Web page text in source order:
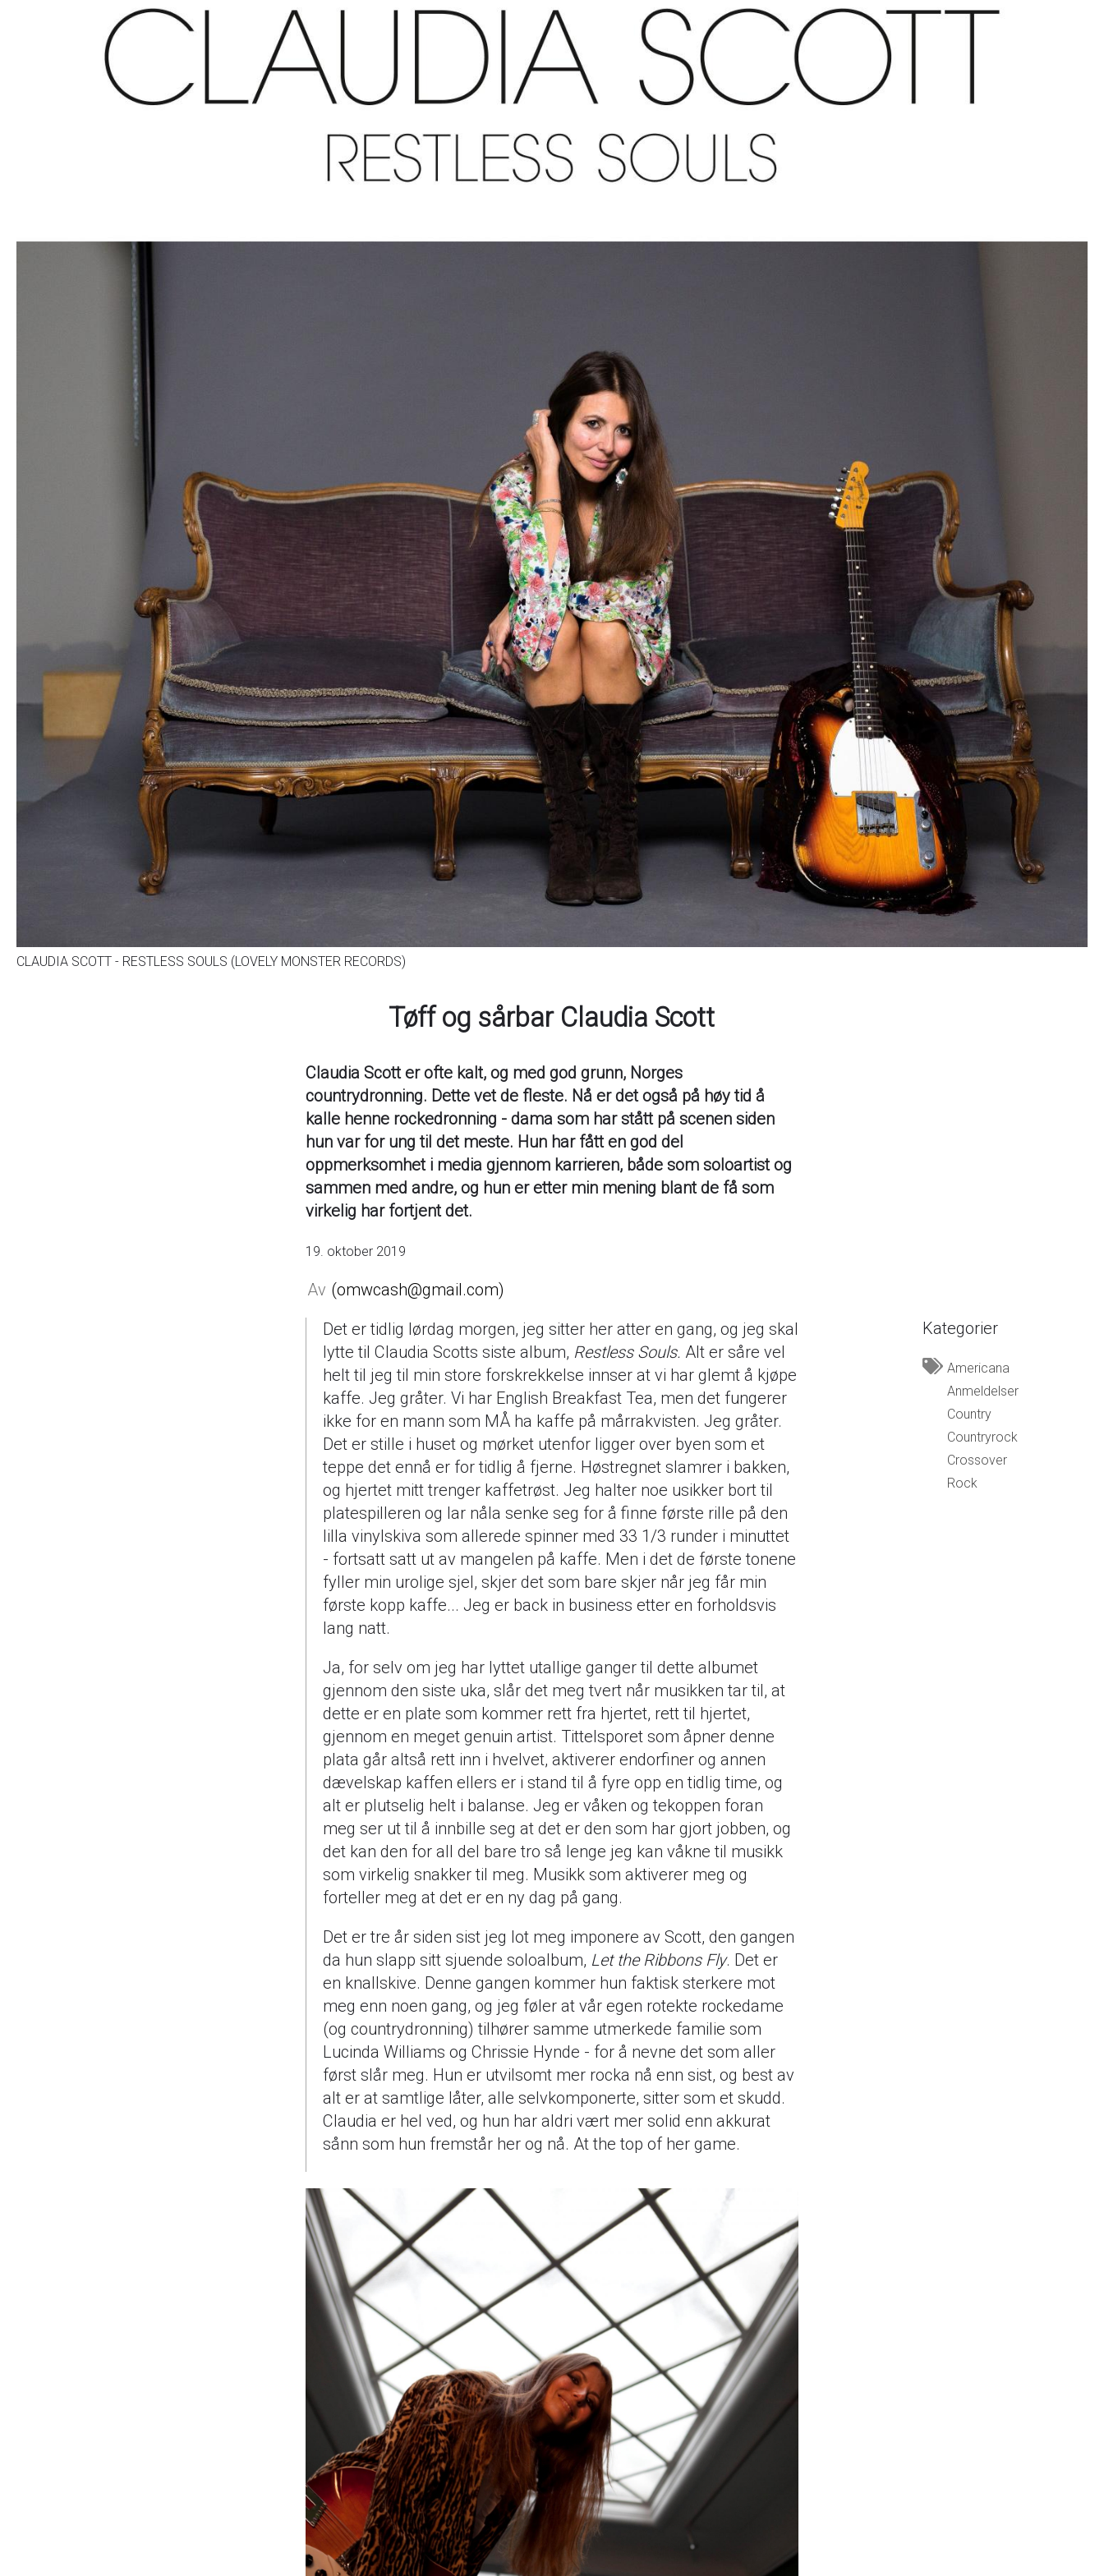
CLAUDIA SCOTT - RESTLESS SOULS (LOVELY MONSTER RECORDS)
Tøff og sårbar Claudia Scott
Claudia Scott er ofte kalt, og med god grunn, Norges
countrydronning. Dette vet de fleste. Nå er det også på høy tid å
kalle henne rockedronning - dama som har stått på scenen siden
hun var for ung til det meste. Hun har fått en god del
oppmerksomhet i media gjennom karrieren, både som soloartist og
sammen med andre, og hun er etter min mening blant de få som
virkelig har fortjent det.
19. oktober 2019
omwcash@gmail.com
Det er tidlig lørdag morgen, jeg sitter her atter en gang, og jeg skal
lytte til Claudia Scotts siste album, Restless Souls. Alt er såre vel
helt til jeg til min store forskrekkelse innser at vi har glemt å kjøpe
kaffe. Jeg gråter. Vi har English Breakfast Tea, men det fungerer
ikke for en mann som MÅ ha kaffe på mårrakvisten. Jeg gråter.
Det er stille i huset og mørket utenfor ligger over byen som et
teppe det ennå er for tidlig å fjerne. Høstregnet slamrer i bakken,
og hjertet mitt trenger kaffetrøst. Jeg halter noe usikker bort til
platespilleren og lar nåla senke seg for å finne første rille på den
lilla vinylskiva som allerede spinner med 33 1/3 runder i minuttet
- fortsatt satt ut av mangelen på kaffe. Men i det de første tonene
fyller min urolige sjel, skjer det som bare skjer når jeg får min
første kopp kaffe... Jeg er back in business etter en forholdsvis
lang natt.
Ja, for selv om jeg har lyttet utallige ganger til dette albumet
gjennom den siste uka, slår det meg tvert når musikken tar til, at
dette er en plate som kommer rett fra hjertet, rett til hjertet,
gjennom en meget genuin artist. Tittelsporet som åpner denne
plata går altså rett inn i hvelvet, aktiverer endorfiner og annen
dævelskap kaffen ellers er i stand til å fyre opp en tidlig time, og
alt er plutselig helt i balanse. Jeg er våken og tekoppen foran
meg ser ut til å innbille seg at det er den som har gjort jobben, og
det kan den for all del bare tro så lenge jeg kan våkne til musikk
som virkelig snakker til meg. Musikk som aktiverer meg og
forteller meg at det er en ny dag på gang.
Det er tre år siden sist jeg lot meg imponere av Scott, den gangen
da hun slapp sitt sjuende soloalbum, Let the Ribbons Fly. Det er
en knallskive. Denne gangen kommer hun faktisk sterkere mot
meg enn noen gang, og jeg føler at vår egen rotekte rockedame
(og countrydronning) tilhører samme utmerkede familie som
Lucinda Williams og Chrissie Hynde - for å nevne det som aller
først slår meg. Hun er utvilsomt mer rocka nå enn sist, og best av
alt er at samtlige låter, alle selvkomponerte, sitter som et skudd.
Claudia er hel ved, og hun har aldri vært mer solid enn akkurat
sånn som hun fremstår her og nå. At the top of her game.
Kategorier
Americana
Anmeldelser
Country
Countryrock
Crossover
Rock